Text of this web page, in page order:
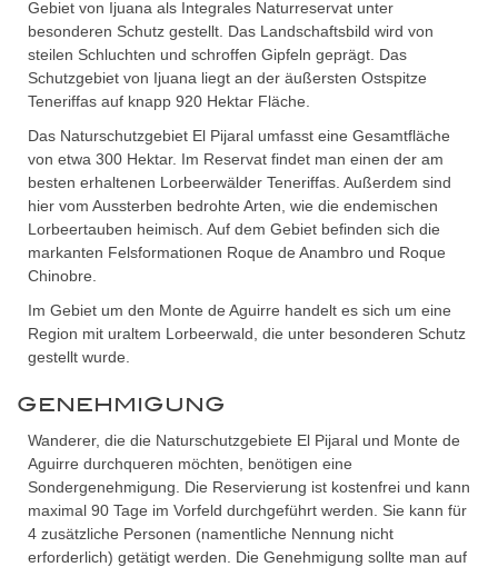
Gebiet von Ijuana als Integrales Naturreservat unter
besonderen Schutz gestellt. Das Landschaftsbild wird von
steilen Schluchten und schroffen Gipfeln geprägt. Das
Schutzgebiet von Ijuana liegt an der äußersten Ostspitze
Teneriffas auf knapp 920 Hektar Fläche.
Das Naturschutzgebiet El Pijaral umfasst eine Gesamtfläche
von etwa 300 Hektar. Im Reservat findet man einen der am
besten erhaltenen Lorbeerwälder Teneriffas. Außerdem sind
hier vom Aussterben bedrohte Arten, wie die endemischen
Lorbeertauben heimisch. Auf dem Gebiet befinden sich die
markanten Felsformationen Roque de Anambro und Roque
Chinobre.
Im Gebiet um den Monte de Aguirre handelt es sich um eine
Region mit uraltem Lorbeerwald, die unter beson­deren Schutz
gestellt wurde.
GENEHMIGUNG
Wanderer, die die Naturschutzgebiete El Pijaral und Monte de
Aguirre durchqueren möchten, benötigen eine
Sondergenehmigung. Die Reservierung ist kostenfrei und kann
maximal 90 Tage im Vorfeld durchgeführt werden. Sie kann für
4 zusätzliche Personen (namentliche Nennung nicht
erforderlich) getätigt werden. Die Genehmigung sollte man auf